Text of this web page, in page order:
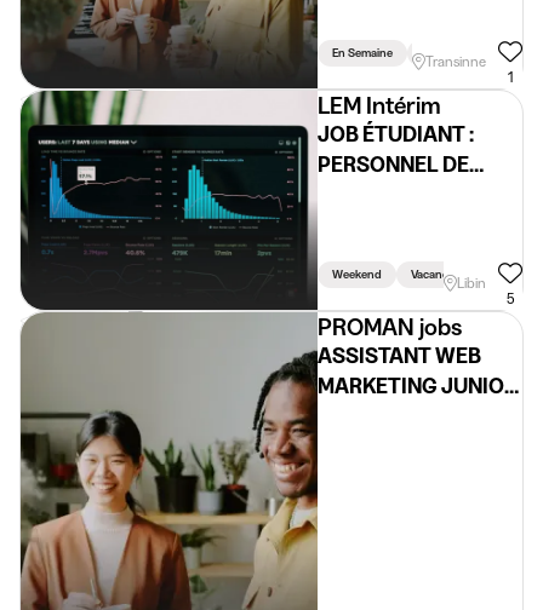
En Semaine Weekend
Transinne
1
LEM Intérim
JOB ÉTUDIANT :
PERSONNEL DE
Weekend VacancesLibin
5
PROMAN jobs
ASSISTANT WEB
MARKETING JUNIOR